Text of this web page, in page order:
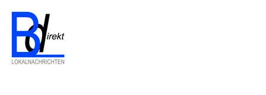
Skip
to
content